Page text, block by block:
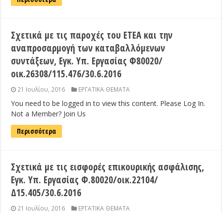
Σχετικά με τις παροχές του ΕΤΕΑ και την
αναπροσαρμογή των καταβαλλόμενων
συντάξεων, Εγκ. Υπ. Εργασίας Φ80020/
οικ.26308/115.476/30.6.2016
21 Ιουλίου, 2016 ΕΡΓΑΤΙΚΑ ΘΕΜΑΤΑ
You need to be logged in to view this content. Please Log In.
Not a Member? Join Us
Περισσότερα
Σχετικά με τις εισφορές επικουρικής ασφάλισης,
Εγκ. Υπ. Εργασίας Φ.80020/οικ.22104/
Δ15.405/30.6.2016
21 Ιουλίου, 2016 ΕΡΓΑΤΙΚΑ ΘΕΜΑΤΑ